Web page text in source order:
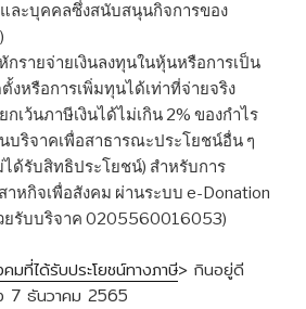
ละบุคคลซึ่งสนับสนุนกิจการของ
รายจ่ายเงินลงทุนในหุ้นหรือการเป็น
งหรือการเพิ่มทุนได้เท่าที่จ่ายจริง
เว้นภาษีเงินได้ไม่เกิน 2% ของกำไร
บริจาคเพื่อสาธารณะประโยชน์อื่น ๆ
ด้รับสิทธิประโยชน์) สำหรับการ
าหกิจเพื่อสังคม ผ่านระบบ e-Donation
ยรับบริจาค 0205560016053)
มที่ได้รับประโยชน์ทางภาษี> กินอยู่ดี
7 ธันวาคม 2565